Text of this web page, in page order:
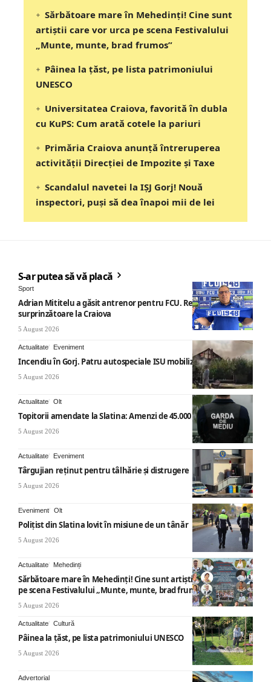
Sărbătoare mare în Mehedinți! Cine sunt
artiștii care vor urca pe scena Festivalului
„Munte, munte, brad frumos”
Pâinea la țăst, pe lista patrimoniului
UNESCO
Universitatea Craiova, favorită în dubla
cu KuPS: Cum arată cotele la pariuri
Primăria Craiova anunță întreruperea
activității Direcției de Impozite și Taxe
Scandalul navetei la IȘJ Gorj! Nouă
inspectori, puși să dea înapoi mii de lei
S-ar putea să vă placă
Sport
Adrian Mititelu a găsit antrenor pentru FCU. Revenire
surprinzătoare la Craiova
5 August 2026
Actualitate Eveniment
Incendiu în Gorj. Patru autospeciale ISU mobilizate
5 August 2026
Actualitate Olt
Topitorii amendate la Slatina: Amenzi de 45.000 de lei
5 August 2026
Actualitate Eveniment
Târgujian reținut pentru tâlhărie și distrugere
5 August 2026
Eveniment Olt
Polițist din Slatina lovit în misiune de un tânăr
5 August 2026
Actualitate Mehedinți
Sărbătoare mare în Mehedinți! Cine sunt artiștii care vor urca
pe scena Festivalului „Munte, munte, brad frumos”
5 August 2026
Actualitate Cultură
Pâinea la țăst, pe lista patrimoniului UNESCO
5 August 2026
Advertorial